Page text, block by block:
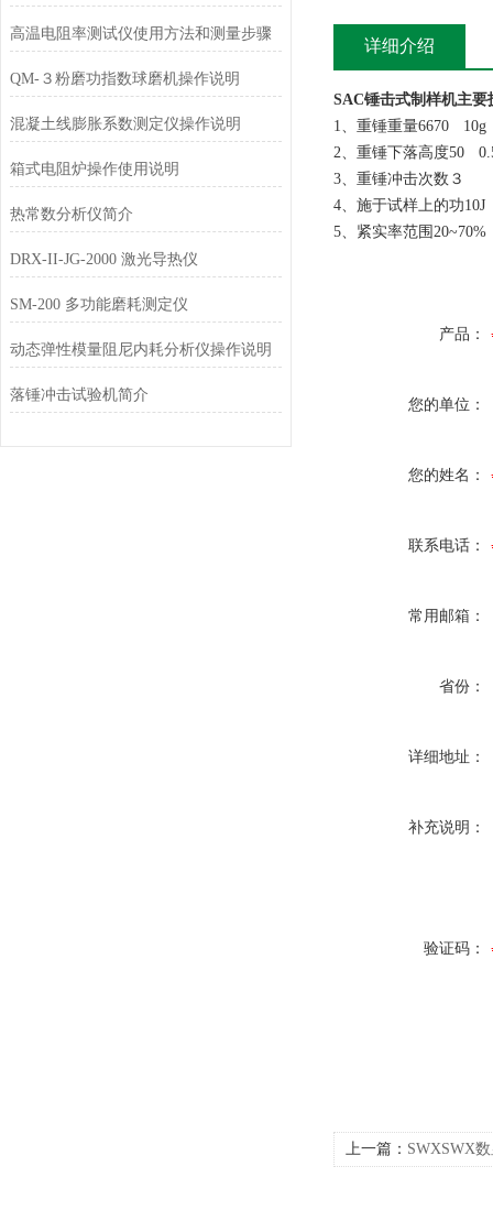
高温电阻率测试仪使用方法和测量步骤
QM-３粉磨功指数球磨机操作说明
混凝土线膨胀系数测定仪操作说明
箱式电阻炉操作使用说明
热常数分析仪简介
DRX-II-JG-2000 激光导热仪
SM-200 多功能磨耗测定仪
动态弹性模量阻尼内耗分析仪操作说明
落锤冲击试验机简介
详细介绍
SAC锤击式制样机主要
1、重锤重量6670
10g
2、重锤下落高度50
3、重锤冲击次数３
4、施于试样上的功10J
5、紧实率范围20~70%
产品：
您的单位：
您的姓名：
联系电话：
常用邮箱：
省份：
详细地址：
补充说明：
验证码：
上一篇： SWXSWX